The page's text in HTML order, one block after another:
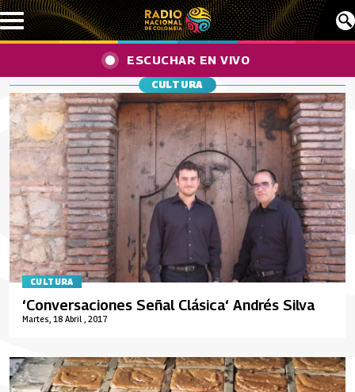
Pasar al contenido principal
ESCUCHAR EN VIVO
CULTURA
CULTURA
Martes, 18 Abril , 2017
‘Conversaciones Señal Clásica‘ Andrés Silva